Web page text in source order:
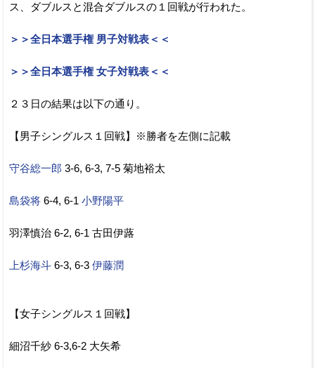
ス、ダブルスと混合ダブルスの１回戦が行われた。
＞＞全日本選手権 男子対戦表＜＜
＞＞全日本選手権 女子対戦表＜＜
２３日の結果は以下の通り。
【男子シングルス１回戦】※勝者を左側に記載
守谷総一郎 3-6, 6-3, 7-5 菊地裕太
島袋将 6-4, 6-1 小野陽平
羽澤慎治 6-2, 6-1 古田伊蕗
上杉海斗 6-3, 6-3 伊藤潤
【女子シングルス１回戦】
細沼千紗 6-3,6-2 大矢希